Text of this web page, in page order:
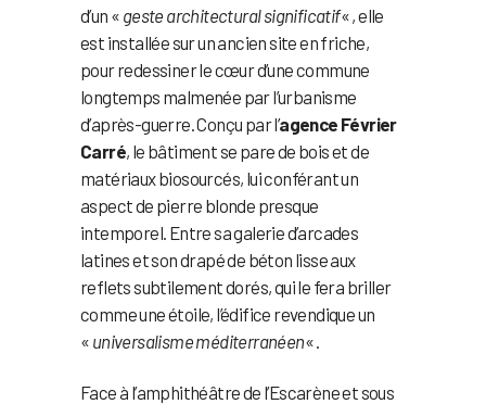
d’un « geste architectural significatif« , elle
est installée sur un ancien site en friche,
pour redessiner le cœur d’une commune
longtemps malmenée par l’urbanisme
d’après-guerre. Conçu par l’agence Février
Carré, le bâtiment se pare de bois et de
matériaux biosourcés, lui conférant un
aspect de pierre blonde presque
intemporel. Entre sa galerie d’arcades
latines et son drapé de béton lisse aux
reflets subtilement dorés, qui le fera briller
comme une étoile, l’édifice revendique un
« universalisme méditerranéen« .
Face à l’amphithéâtre de l’Escarène et sous